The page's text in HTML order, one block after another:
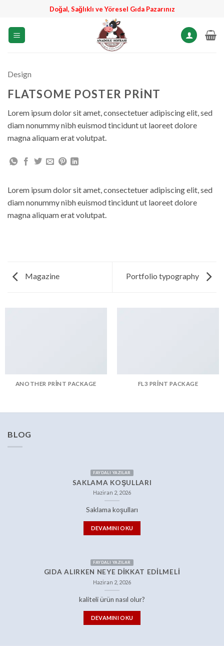
Doğal, Sağlıklı ve Yöresel Gıda Pazarınız
Design
FLATSOME POSTER PRINT
Lorem ipsum dolor sit amet, consectetuer adipiscing elit, sed
diam nonummy nibh euismod tincidunt ut laoreet dolore
magna aliquam erat volutpat.
Lorem ipsum dolor sit amet, consectetuer adipiscing elit, sed
diam nonummy nibh euismod tincidunt ut laoreet dolore
magna aliquam erat volutpat.
Magazine Portfolio typography
ANOTHER PRINT PACKAGE FL3 PRINT PACKAGE
BLOG
FAYDALI YAZILAR
SAKLAMA KOŞULLARI
Haziran 2, 2026
Saklama koşulları
DEVAMINI OKU
FAYDALI YAZILAR
GIDA ALIRKEN NEYE DIKKAT EDILMELI
Haziran 2, 2026
kaliteli ürün nasıl olur?
DEVAMINI OKU